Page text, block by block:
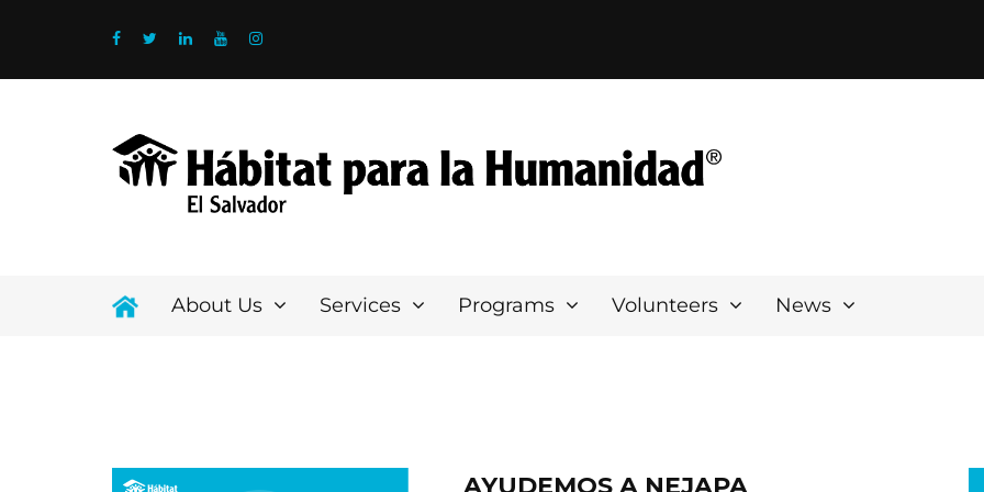
About Us Services Programs Volunteers News